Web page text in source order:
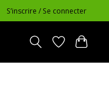
S’inscrire / Se connecter